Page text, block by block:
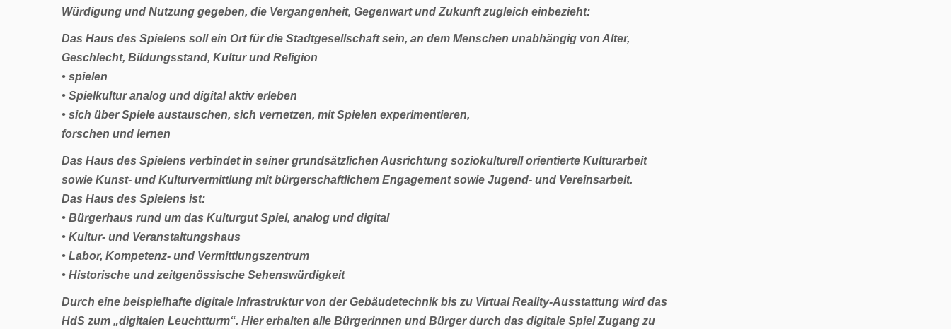
Würdigung und Nutzung gegeben, die Vergangenheit, Gegenwart und Zukunft zugleich einbezieht:
Das Haus des Spielens soll ein Ort für die Stadtgesellschaft sein, an dem Menschen unabhängig von Alter,
Geschlecht, Bildungsstand, Kultur und Religion
• spielen
• Spielkultur analog und digital aktiv erleben
• sich über Spiele austauschen, sich vernetzen, mit Spielen experimentieren,
forschen und lernen
Das Haus des Spielens verbindet in seiner grundsätzlichen Ausrichtung soziokulturell orientierte Kulturarbeit
sowie Kunst- und Kulturvermittlung mit bürgerschaftlichem Engagement sowie Jugend- und Vereinsarbeit.
Das Haus des Spielens ist:
• Bürgerhaus rund um das Kulturgut Spiel, analog und digital
• Kultur- und Veranstaltungshaus
• Labor, Kompetenz- und Vermittlungszentrum
• Historische und zeitgenössische Sehenswürdigkeit
Durch eine beispielhafte digitale Infrastruktur von der Gebäudetechnik bis zu Virtual Reality-Ausstattung wird das
HdS zum „digitalen Leuchtturm“. Hier erhalten alle Bürgerinnen und Bürger durch das digitale Spiel Zugang zu